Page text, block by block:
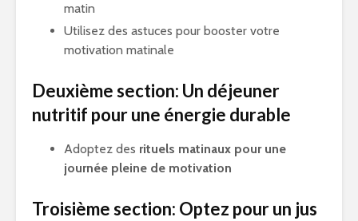
matin
Utilisez des astuces pour booster votre
motivation matinale
Deuxième section: Un déjeuner
nutritif pour une énergie durable
Adoptez des rituels matinaux pour une
journée pleine de motivation
Troisième section: Optez pour un jus